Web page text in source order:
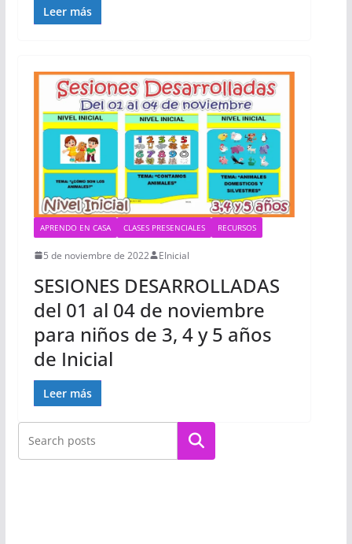
Leer más
APRENDO EN CASA CLASES PRESENCIALES RECURSOS
5 de noviembre de 2022 EInicial
SESIONES DESARROLLADAS
del 01 al 04 de noviembre
para niños de 3, 4 y 5 años
de Inicial
Leer más
Buscar